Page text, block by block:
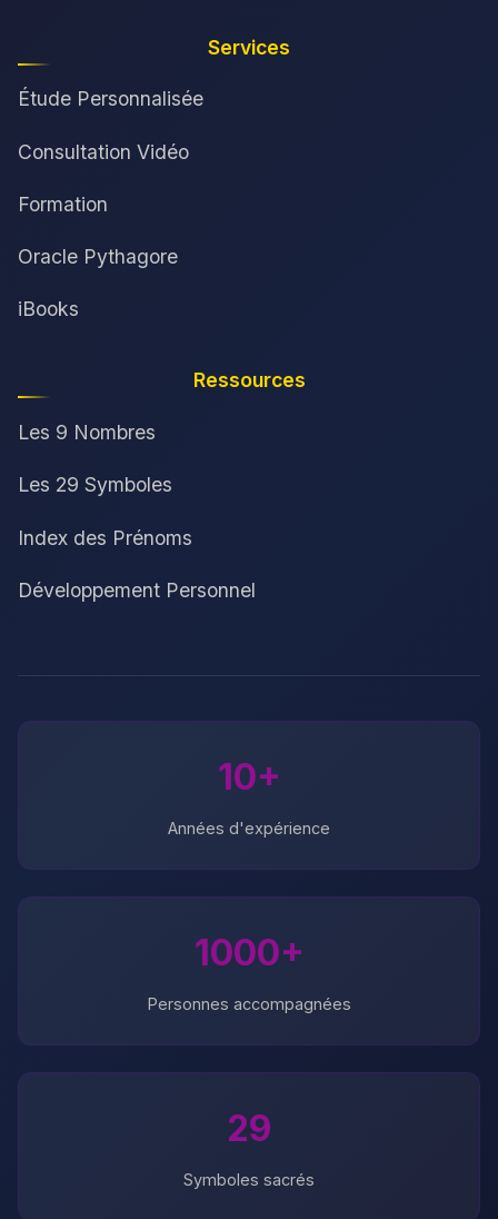
Services
Étude Personnalisée
Consultation Vidéo
Formation
Oracle Pythagore
iBooks
Ressources
Les 9 Nombres
Les 29 Symboles
Index des Prénoms
Développement Personnel
10+
Années d'expérience
1000+
Personnes accompagnées
29
Symboles sacrés